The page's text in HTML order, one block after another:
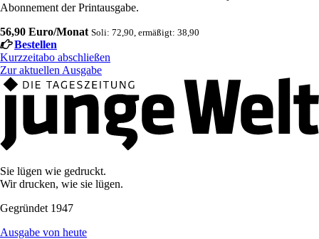
Abonnement der Printausgabe.
56,90 Euro/Monat Soli: 72,90, ermäßigt: 38,90
Bestellen
Kurzzeitabo abschließen
Zur aktuellen Ausgabe
Sie lügen wie gedruckt.
Wir drucken, wie sie lügen.
Gegründet 1947
Ausgabe von heute